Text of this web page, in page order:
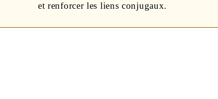
et renforcer les liens conjugaux.